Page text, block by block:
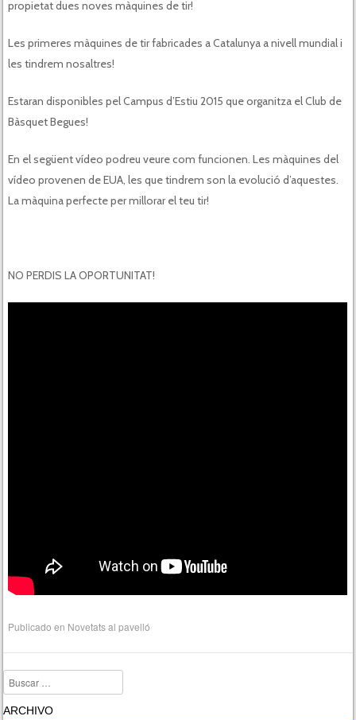
propietat dues noves màquines de tir!
Les primeres màquines de tir fabricades a Catalunya a nivell mundial i
les tindrem nosaltres!
Estaran disponibles pel Campus d’Estiu 2015 que organitza el Club de
Bàsquet Begues!
En el següent vídeo podreu veure com funcionen. Les màquines del
vídeo provenen de EUA, les que tindrem son la evolució d’aquestes.
La màquina perfecte per millorar el teu tir!
NO PERDIS LA OPORTUNITAT!
Publicado en Novetats al pavelló
Buscar
ARCHIVO